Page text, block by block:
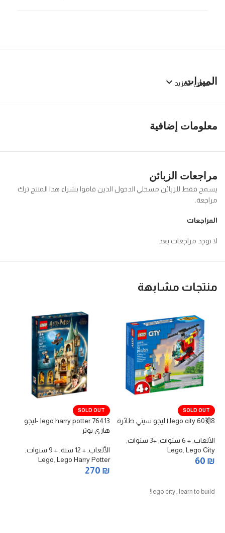
الميزات
عرض المزيد
معلومات إضافية
مراجعات الزبائن
المراجعات
لا توجد مراجعات بعد.
يسمح فقط للزبائن مسجلي الدخول الذين قاموا بشراء هذا المنتج ترك
مراجعة.
منتجات مشابهة
SOLD OUT
lego city 60318 | ليجو سيتي طائرة
الألعاب + 6 سنوات +3 سنوات
Lego Lego City
60 ₪
lego city , learn to build!
SOLD OUT
lego harry potter 76413 -ليجو
هاري بوتر
الألعاب, + 12 سنة , + 9 سنوات
,
Lego Lego Harry Potter
270 ₪